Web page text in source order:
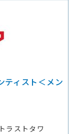
ティスト＜メン
ラストタワ